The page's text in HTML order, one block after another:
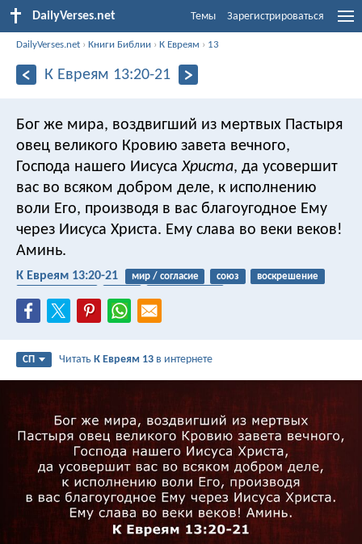
DailyVerses.net Темы Зарегистрироваться
DailyVerses.net ›Книги Библии ›К Евреям › 13
К Евреям 13:20-21
Бог же мира, воздвигший из мертвых Пастыря
овец великого Кровию завета вечного,
Господа нашего ИисусаХриста, да усовершит
вас во всяком добром деле, к исполнению
воли Его, производя в вас благоугодное Ему
через Иисуса Христа. Ему слава во веки веков!
Аминь.
К Евреям 13:20-21 мир / согласие союз
воскрешение
СП ЧитатьК Евреям 13 в интернете